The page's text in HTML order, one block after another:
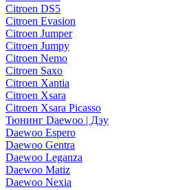
Citroen DS5
Citroen Evasion
Citroen Jumper
Citroen Jumpy
Citroen Nemo
Citroen Saxo
Citroen Xantia
Citroen Xsara
Citroen Xsara Picasso
Тюнинг Daewoo | Дэу
Daewoo Espero
Daewoo Gentra
Daewoo Leganza
Daewoo Matiz
Daewoo Nexia